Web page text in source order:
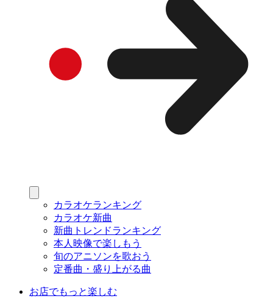
カラオケランキング
カラオケ新曲
新曲トレンドランキング
本人映像で楽しもう
旬のアニソンを歌おう
定番曲・盛り上がる曲
お店でもっと楽しむ